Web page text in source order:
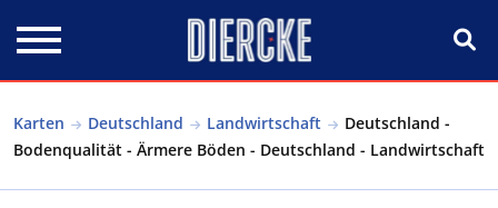
Karten Deutschland Landwirtschaft
Deutschland -
Bodenqualität - Ärmere Böden - Deutschland - Landwirtschaft